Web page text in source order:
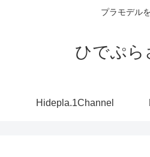
プラモデル
ひでぷら
Hidepla.1Channel